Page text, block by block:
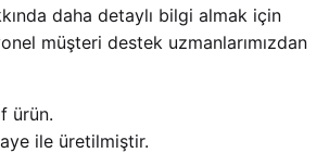
daha detaylı bilgi almak için
müşteri destek uzmanlarımızdan
ürün.
ile üretilmiştir.